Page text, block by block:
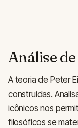
Análise
A teoria de Peter
construídas.
icônicos nos
filosóficos se